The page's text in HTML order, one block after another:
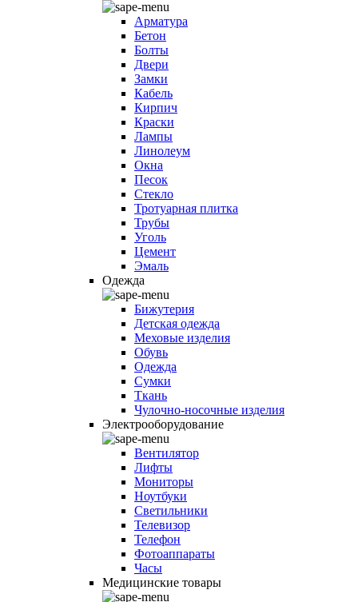
Арматура
Бетон
Болты
Двери
Замки
Кабель
Кирпич
Краски
Лампы
Линолеум
Окна
Песок
Стекло
Тротуарная плитка
Трубы
Уголь
Цемент
Эмаль
Одежда
Бижутерия
Детская одежда
Меховые изделия
Обувь
Одежда
Сумки
Ткань
Чулочно-носочные изделия
Электрооборудование
Вентилятор
Лифты
Мониторы
Ноутбуки
Светильники
Телевизор
Телефон
Фотоаппараты
Часы
Медицинские товары